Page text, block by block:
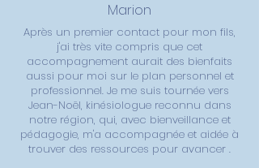
Marion
Après un premier contact pour mon fils,
j'ai très vite compris que cet
accompagnement aurait des bienfaits
aussi pour moi sur le plan personnel et
professionnel. Je me suis tournée vers
Jean-Noël, kinésiologue reconnu dans
notre région, qui, avec bienveillance et
pédagogie, m'a accompagnée et aidée à
trouver des ressources pour avancer .